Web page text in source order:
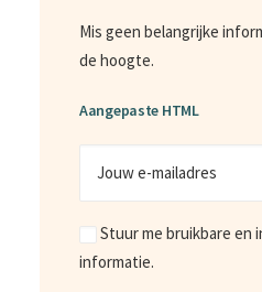
Mis geen belangrijke
de hoogte.
Aangepaste HTML
Marketing
Stuur me bruikbare en
informatie.